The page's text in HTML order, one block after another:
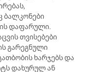
ბალკონები
დაფარული.
თვისებები
გარეგნული
ხარჯებს და
დახურულ ან